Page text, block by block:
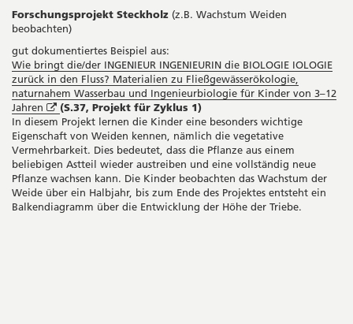
Forschungsprojekt Steckholz (z.B. Wachstum Weiden
beobachten)
gut dokumentiertes Beispiel aus:
Wie bringt die/der INGENIEUR INGENIEURIN die BIOLOGIE IOLOGIE
zurück in den Fluss? Materialien zu Fließgewässerökologie,
naturnahem Wasserbau und Ingenieurbiologie für Kinder von 3–12
Jahren
Öffnet
in
neuem
Fenster
(S.37, Projekt für Zyklus 1)
In diesem Projekt lernen die Kinder eine besonders wichtige
Eigenschaft von Weiden kennen, nämlich die vegetative
Vermehrbarkeit. Dies bedeutet, dass die Pflanze aus einem
beliebigen Astteil wieder austreiben und eine vollständig neue
Pflanze wachsen kann. Die Kinder beobachten das Wachstum der
Weide über ein Halbjahr, bis zum Ende des Projektes entsteht ein
Balkendiagramm über die Entwicklung der Höhe der Triebe.